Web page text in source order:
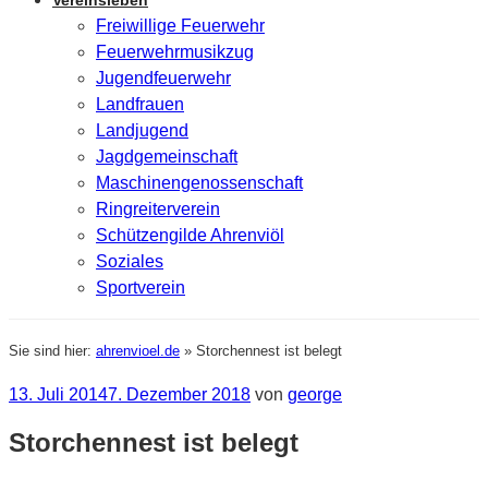
Freiwillige Feuerwehr
Feuerwehrmusikzug
Jugendfeuerwehr
Landfrauen
Landjugend
Jagdgemeinschaft
Maschinengenossenschaft
Ringreiterverein
Schützengilde Ahrenviöl
Soziales
Sportverein
Sie sind hier: ahrenvioel.de » Storchennest ist belegt
Veröffentlicht
13. Juli 20147. Dezember 2018 von george
Storchennest ist belegt